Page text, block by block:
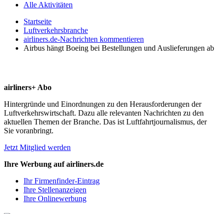
Alle Aktivitäten
Startseite
Luftverkehrsbranche
airliners.de-Nachrichten kommentieren
Airbus hängt Boeing bei Bestellungen und Auslieferungen ab
airliners+ Abo
Hintergründe und Einordnungen zu den Herausforderungen der
Luftverkehrswirtschaft. Dazu alle relevanten Nachrichten zu den
aktuellen Themen der Branche. Das ist Luftfahrtjournalismus, der
Sie voranbringt.
Jetzt Mitglied werden
Ihre Werbung auf airliners.de
Ihr Firmenfinder-Eintrag
Ihre Stellenanzeigen
Ihre Onlinewerbung